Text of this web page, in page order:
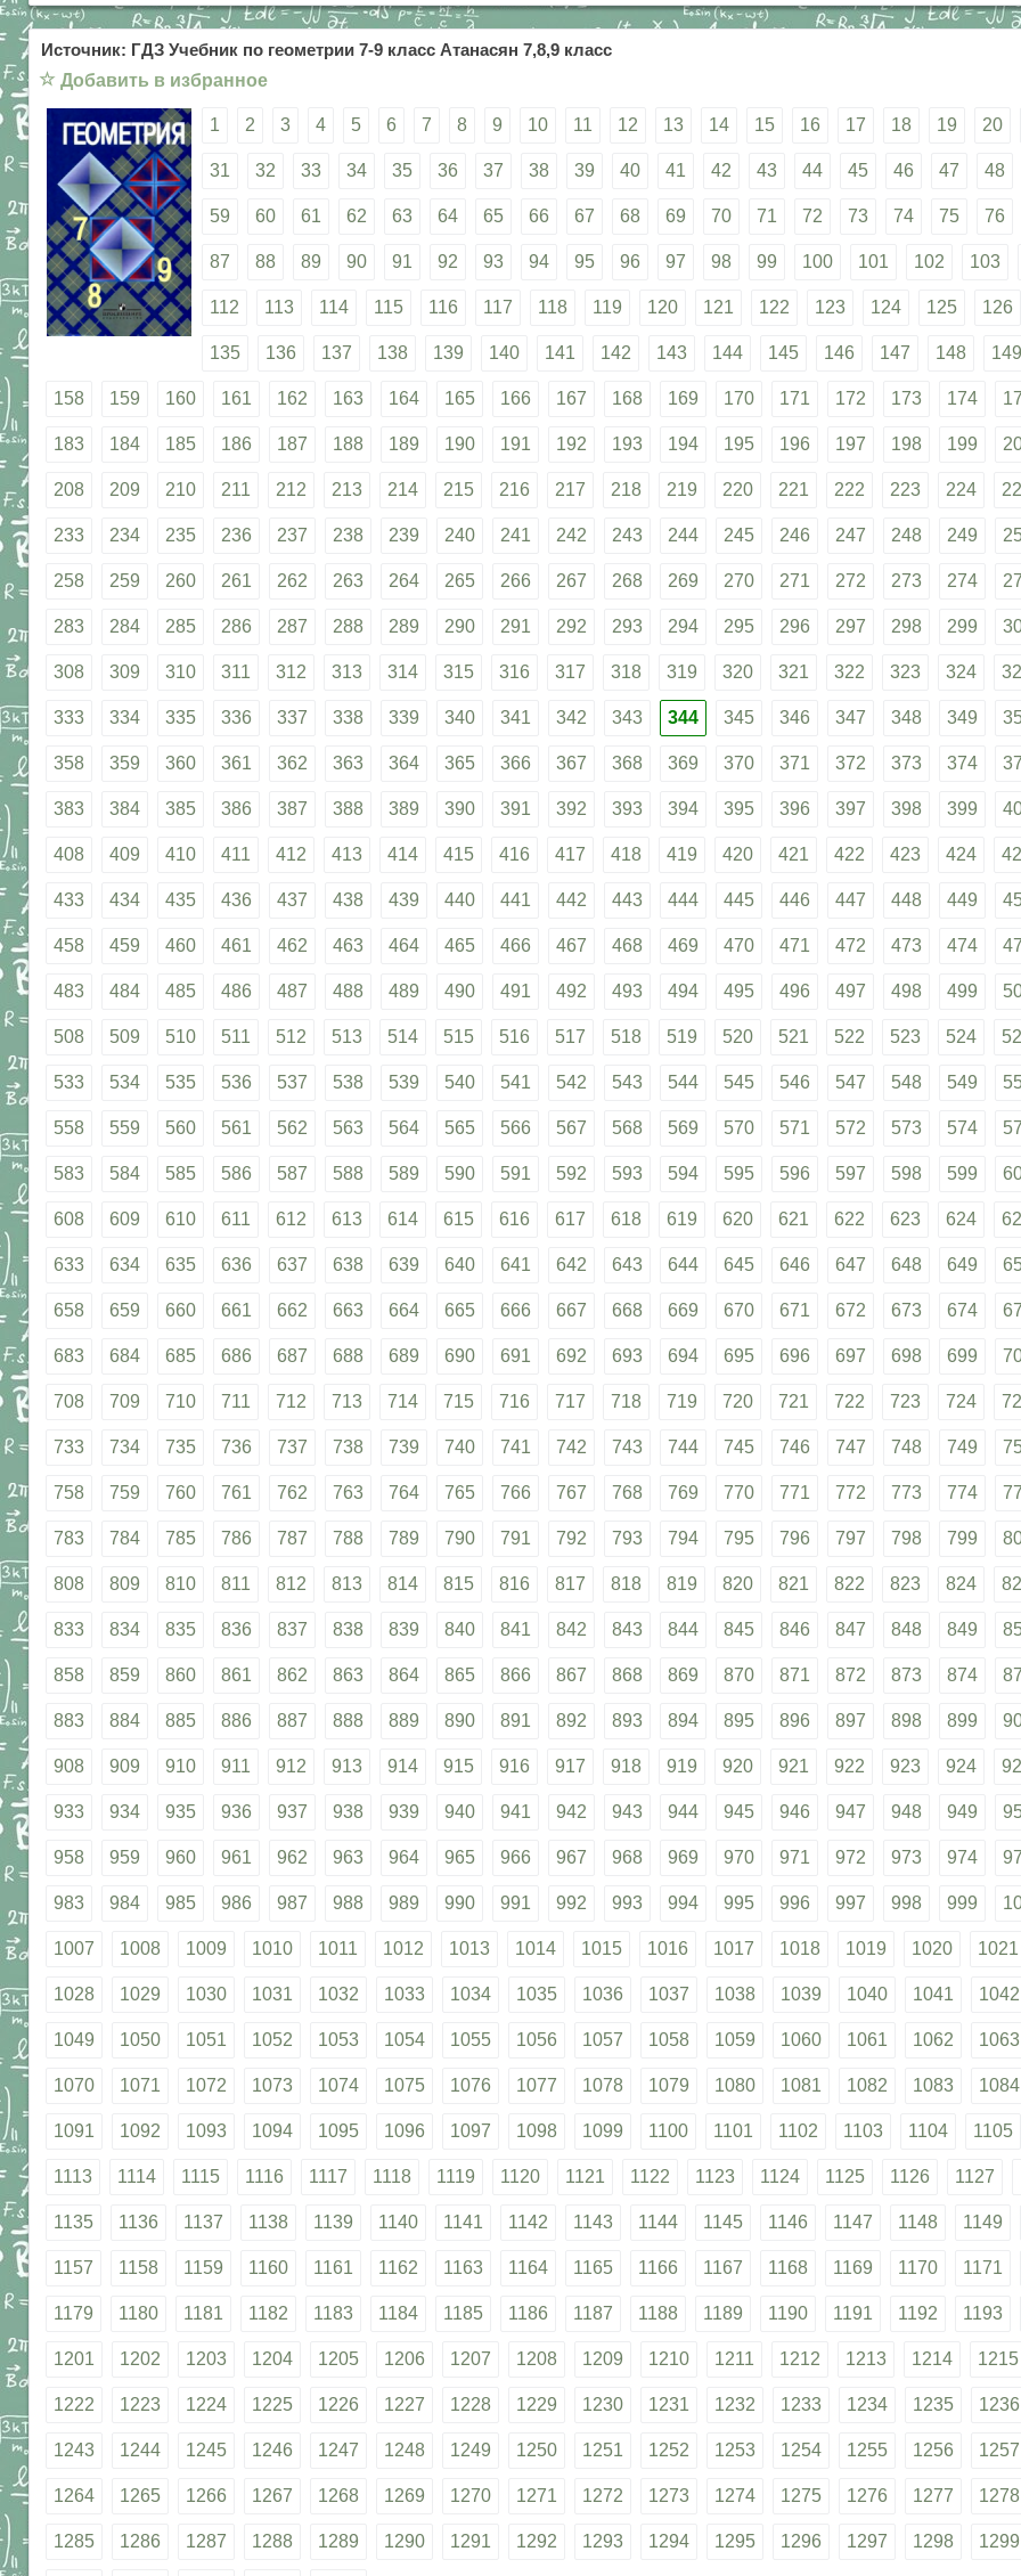
Источник: ГДЗ Учебник по геометрии 7-9 класс Атанасян 7,8,9 класс
☆ Добавить в избранное
1 2 3 4 5 6 7 8 9 10 11 12 13 14 15 16 17 18 19 20
31 32 33 34 35 36 37 38 39 40 41 42 43 44 45 46 47 48
59 60 61 62 63 64 65 66 67 68 69 70 71 72 73 74 75 76
87 88 89 90 91 92 93 94 95 96 97 98 99 100 101 102 103
112 113 114 115 116 117 118 119 120 121 122 123 124 125 126
135 136 137 138 139 140 141 142 143 144 145 146 147 148 149
158 159 160 161 162 163 164 165 166 167 168 169 170 171 172 173 174
183 184 185 186 187 188 189 190 191 192 193 194 195 196 197 198 199
208 209 210 211 212 213 214 215 216 217 218 219 220 221 222 223 224
233 234 235 236 237 238 239 240 241 242 243 244 245 246 247 248 249
258 259 260 261 262 263 264 265 266 267 268 269 270 271 272 273 274
283 284 285 286 287 288 289 290 291 292 293 294 295 296 297 298 299
308 309 310 311 312 313 314 315 316 317 318 319 320 321 322 323 324
333 334 335 336 337 338 339 340 341 342 343 344 345 346 347 348 349
358 359 360 361 362 363 364 365 366 367 368 369 370 371 372 373 374
383 384 385 386 387 388 389 390 391 392 393 394 395 396 397 398 399
408 409 410 411 412 413 414 415 416 417 418 419 420 421 422 423 424
433 434 435 436 437 438 439 440 441 442 443 444 445 446 447 448 449
458 459 460 461 462 463 464 465 466 467 468 469 470 471 472 473 474
483 484 485 486 487 488 489 490 491 492 493 494 495 496 497 498 499
508 509 510 511 512 513 514 515 516 517 518 519 520 521 522 523 524
533 534 535 536 537 538 539 540 541 542 543 544 545 546 547 548 549
558 559 560 561 562 563 564 565 566 567 568 569 570 571 572 573 574
583 584 585 586 587 588 589 590 591 592 593 594 595 596 597 598 599
608 609 610 611 612 613 614 615 616 617 618 619 620 621 622 623 624
633 634 635 636 637 638 639 640 641 642 643 644 645 646 647 648 649
658 659 660 661 662 663 664 665 666 667 668 669 670 671 672 673 674
683 684 685 686 687 688 689 690 691 692 693 694 695 696 697 698 699
708 709 710 711 712 713 714 715 716 717 718 719 720 721 722 723 724
733 734 735 736 737 738 739 740 741 742 743 744 745 746 747 748 749
758 759 760 761 762 763 764 765 766 767 768 769 770 771 772 773 774
783 784 785 786 787 788 789 790 791 792 793 794 795 796 797 798 799
808 809 810 811 812 813 814 815 816 817 818 819 820 821 822 823 824
833 834 835 836 837 838 839 840 841 842 843 844 845 846 847 848 849
858 859 860 861 862 863 864 865 866 867 868 869 870 871 872 873 874
883 884 885 886 887 888 889 890 891 892 893 894 895 896 897 898 899
908 909 910 911 912 913 914 915 916 917 918 919 920 921 922 923 924
933 934 935 936 937 938 939 940 941 942 943 944 945 946 947 948 949
958 959 960 961 962 963 964 965 966 967 968 969 970 971 972 973 974
983 984 985 986 987 988 989 990 991 992 993 994 995 996 997 998 999
1007 1008 1009 1010 1011 1012 1013 1014 1015 1016 1017 1018 1019 1020 1021
1028 1029 1030 1031 1032 1033 1034 1035 1036 1037 1038 1039 1040 1041 1042
1049 1050 1051 1052 1053 1054 1055 1056 1057 1058 1059 1060 1061 1062 1063
1070 1071 1072 1073 1074 1075 1076 1077 1078 1079 1080 1081 1082 1083 1084
1091 1092 1093 1094 1095 1096 1097 1098 1099 1100 1101 1102 1103 1104 1105
1113 1114 1115 1116 1117 1118 1119 1120 1121 1122 1123 1124 1125 1126 1127
1135 1136 1137 1138 1139 1140 1141 1142 1143 1144 1145 1146 1147 1148 1149
1157 1158 1159 1160 1161 1162 1163 1164 1165 1166 1167 1168 1169 1170 1171
1179 1180 1181 1182 1183 1184 1185 1186 1187 1188 1189 1190 1191 1192 1193
1201 1202 1203 1204 1205 1206 1207 1208 1209 1210 1211 1212 1213 1214 1215
1222 1223 1224 1225 1226 1227 1228 1229 1230 1231 1232 1233 1234 1235 1236
1243 1244 1245 1246 1247 1248 1249 1250 1251 1252 1253 1254 1255 1256 1257
1264 1265 1266 1267 1268 1269 1270 1271 1272 1273 1274 1275 1276 1277 1278
1285 1286 1287 1288 1289 1290 1291 1292 1293 1294 1295 1296 1297 1298 1299